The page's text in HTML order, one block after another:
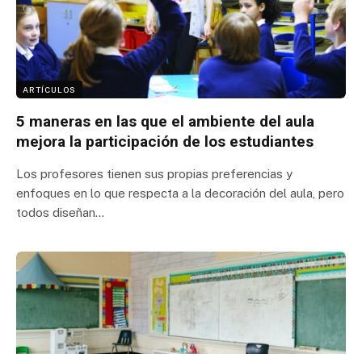
ARTÍCULOS
5 maneras en las que el ambiente del aula
mejora la participación de los estudiantes
Los profesores tienen sus propias preferencias y
enfoques en lo que respecta a la decoración del aula, pero
todos diseñan…